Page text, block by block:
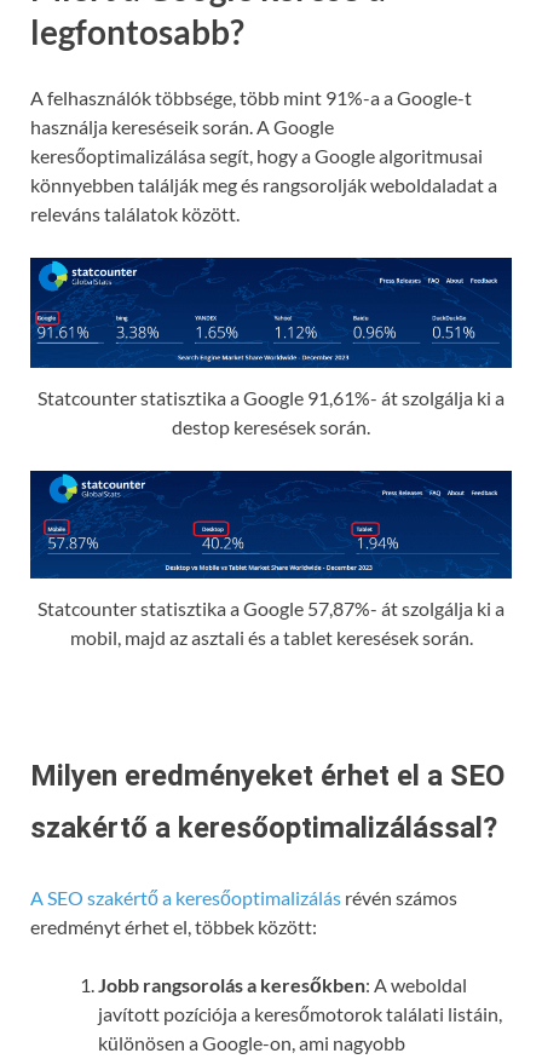
legfontosabb?
A felhasználók többsége, több mint 91%-a a Google-t
használja kereséseik során. A Google
keresőoptimalizálása segít, hogy a Google algoritmusai
könnyebben találják meg és rangsorolják weboldaladat a
releváns találatok között.
Statcounter statisztika a Google 91,61%- át szolgálja ki a
destop keresések során.
Statcounter statisztika a Google 57,87%- át szolgálja ki a
mobil, majd az asztali és a tablet keresések során.
Milyen eredményeket érhet el a SEO
szakértő a keresőoptimalizálással?
A SEO szakértő a keresőoptimalizálás révén számos
eredményt érhet el, többek között:
Jobb rangsorolás a keresőkben: A weboldal
javított pozíciója a keresőmotorok találati listáin,
különösen a Google-on, ami nagyobb